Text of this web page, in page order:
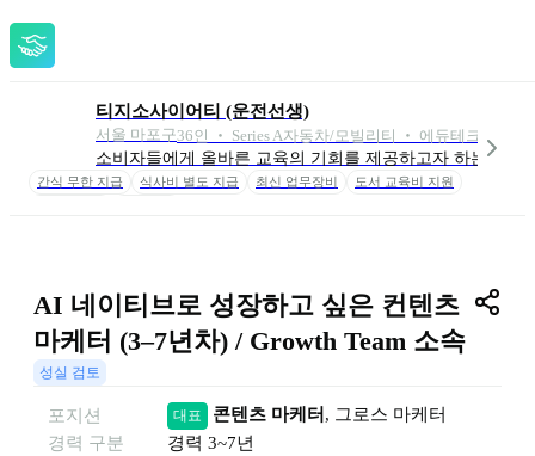
티지소사이어티 (운전선생)
서울 마포구36인 ‧ Series A자동차/모빌리티 ‧ 에듀테크 ‧
소비자들에게 올바른 교육의 기회를 제공하고자 하는, 직
간식 무한 지급 식사비 별도 지급 최신 업무장비
도서 교육비 지원
AI 네이티브로 성장하고 싶은 컨텐츠
마케터 (3–7년차) / Growth Team 소속
성실 검토
포지션 대표 콘텐츠 마케터 , 그로스 마케터
경력 구분
경력 3~7년